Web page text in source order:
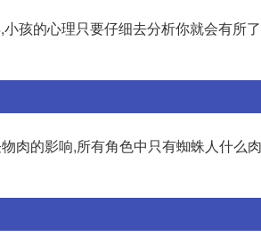
孩的心理只要仔细去分析你就会有所
肉的影响,所有角色中只有蜘蛛人什么